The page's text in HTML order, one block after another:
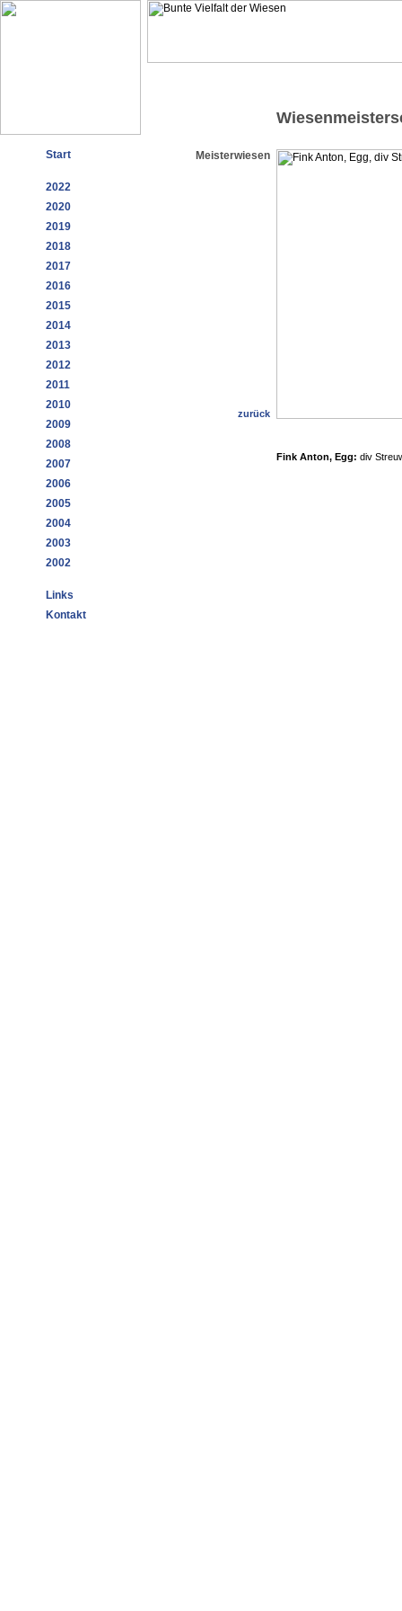
Start
2022
2020
2019
2018
2017
2016
2015
2014
2013
2012
2011
2010
2009
2008
2007
2006
2005
2004
2003
2002
Links
Kontakt
Meisterwiesen
zurück
Fink Anton, Egg: div